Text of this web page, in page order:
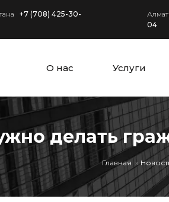
+7 (708) 425-30-
04
О нас Услуги
делать
Главная